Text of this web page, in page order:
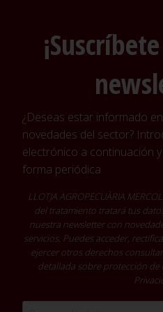
¿Deseas estar informado
novedades del sector?
electrónico a continuación
forma periódica
LLOTJA AGROPECUÀRIA
del tratamiento tratará tus
nuestra newsletter con
servicios. Puedes acceder,
ejercer otros derechos
detallada sobre protección de